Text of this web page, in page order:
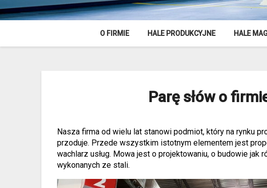
O FIRMIE HALE PRODUKCYJNE HALE
Parę słów o
Nasza firma od wielu lat stanowi podmiot, który na rynku
przoduje. Przede wszystkim istotnym elementem jest
wachlarz usług. Mowa jest o projektowaniu, o budowie jak
wykonanych ze stali.